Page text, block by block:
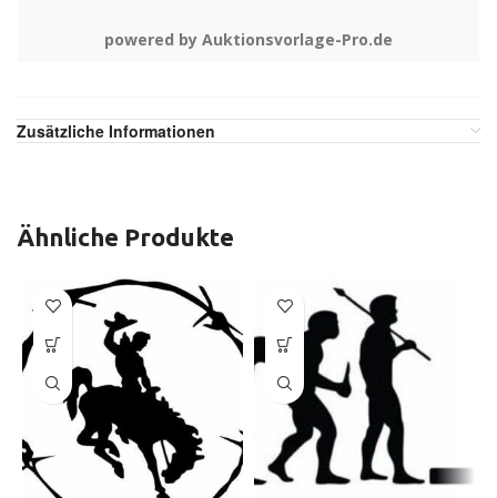
powered by Auktionsvorlage-Pro.de
Zusätzliche Informationen
Ähnliche Produkte